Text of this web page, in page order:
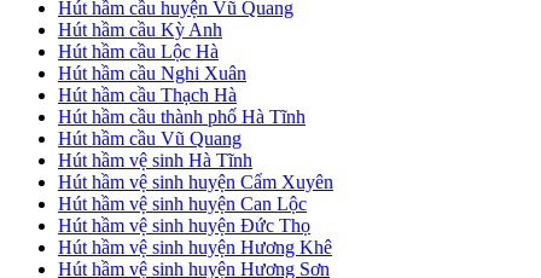
Hút hầm cầu huyện Vũ Quang
Hút hầm cầu Kỳ Anh
Hút hầm cầu Lộc Hà
Hút hầm cầu Nghi Xuân
Hút hầm cầu Thạch Hà
Hút hầm cầu thành phố Hà Tĩnh
Hút hầm cầu Vũ Quang
Hút hầm vệ sinh Hà Tĩnh
Hút hầm vệ sinh huyện Cẩm Xuyên
Hút hầm vệ sinh huyện Can Lộc
Hút hầm vệ sinh huyện Đức Thọ
Hút hầm vệ sinh huyện Hương Khê
Hút hầm vệ sinh huyện Hương Sơn